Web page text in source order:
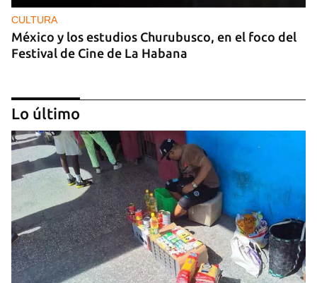
CULTURA
México y los estudios Churubusco, en el foco del
Festival de Cine de La Habana
MÚSICA
Un público enamorado de Celia Cruz desafía la
Lo último